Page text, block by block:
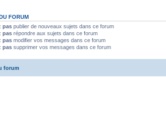
FORUM
pas publier de nouveaux sujets dans ce forum
pas répondre aux sujets dans ce forum
pas modifier vos messages dans ce forum
pas supprimer vos messages dans ce forum
forum